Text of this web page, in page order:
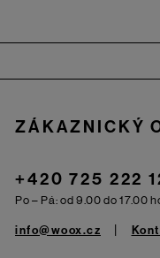
ZÁKAZNICKÝ
+420 725 222
Po – Pá: od 9.00 do 17.00
info@woox.cz